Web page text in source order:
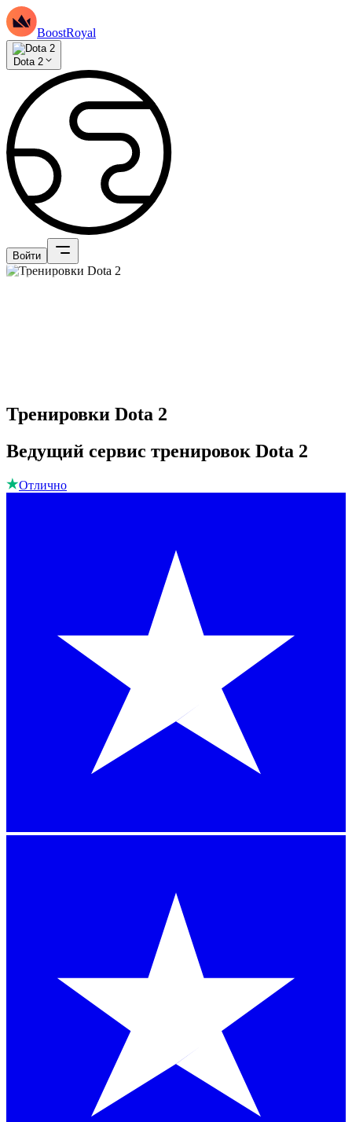
BoostRoyal
Dota 2
Войти
Тренировки Dota 2
Ведущий сервис тренировок Dota 2
Отлично